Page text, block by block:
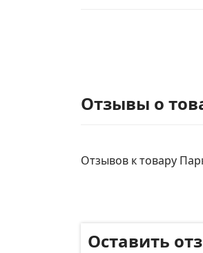
Отзывы о
Отзывов к товару
Оставить